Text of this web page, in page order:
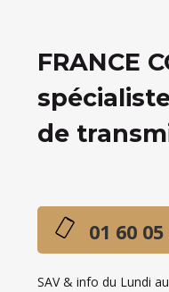
FRANCE
de
01 60
SAV & info du Lundi